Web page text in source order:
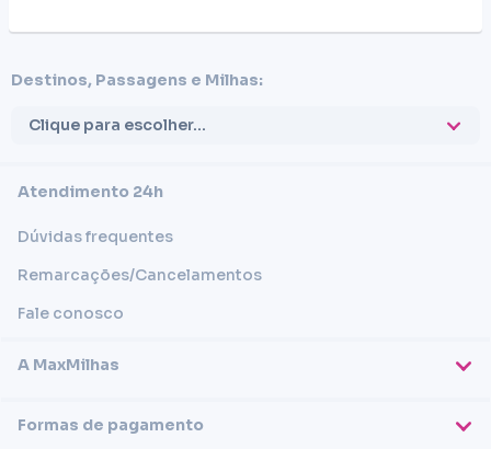
Destinos, Passagens e Milhas:
Clique para escolher...
A MaxMilhas
Atendimento 24h
Dúvidas frequentes
Remarcações/Cancelamentos
Fale conosco
Formas de pagamento